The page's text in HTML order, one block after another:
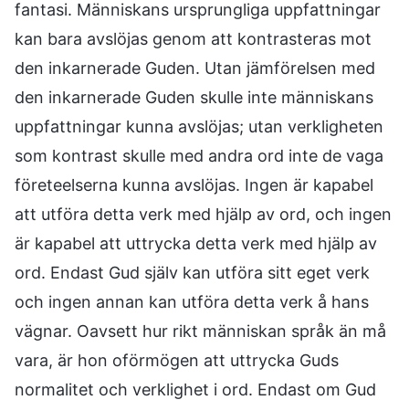
fantasi. Människans ursprungliga uppfattningar
kan bara avslöjas genom att kontrasteras mot
den inkarnerade Guden. Utan jämförelsen med
den inkarnerade Guden skulle inte människans
uppfattningar kunna avslöjas; utan verkligheten
som kontrast skulle med andra ord inte de vaga
företeelserna kunna avslöjas. Ingen är kapabel
att utföra detta verk med hjälp av ord, och ingen
är kapabel att uttrycka detta verk med hjälp av
ord. Endast Gud själv kan utföra sitt eget verk
och ingen annan kan utföra detta verk å hans
vägnar. Oavsett hur rikt människan språk än må
vara, är hon oförmögen att uttrycka Guds
normalitet och verklighet i ord. Endast om Gud